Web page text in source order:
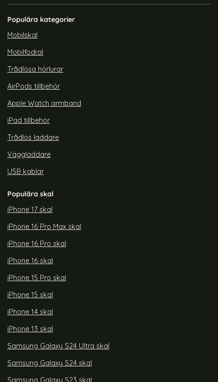
Populära kategorier
Mobilskal
Mobilfodral
Trådlösa hörlurar
AirPods tillbehör
Apple Watch armband
iPad tillbehör
Trådlös laddare
Väggladdare
USB kablar
Populära skal
iPhone 17 skal
iPhone 16 Pro Max skal
iPhone 16 Pro skal
iPhone 16 skal
iPhone 15 Pro skal
iPhone 15 skal
iPhone 14 skal
iPhone 13 skal
Samsung Galaxy S24 Ultra skal
Samsung Galaxy S24 skal
Samsung Galaxy S23 skal